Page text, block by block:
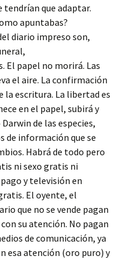
tendrían que adaptar.
apuntabas?
diario impreso son,
papel no morirá. Las
el aire. La confirmación
escritura. La libertad es
en el papel, subirá y
de las especies,
de información que se
Habrá de todo pero
ni sexo gratis ni
y televisión en
El oyente, el
que no se vende pagan
su atención. No pagan
de comunicación, ya
esa atención (oro puro) y